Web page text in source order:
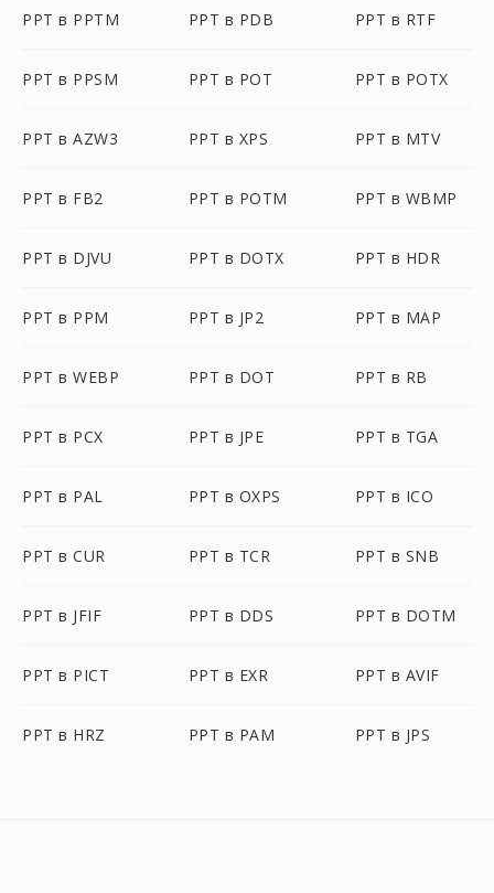
PPT в PPTM PPT в PDB PPT в RTF
PPT в PPSM PPT в POT PPT в POTX
PPT в AZW3 PPT в XPS PPT в MTV
PPT в FB2 PPT в POTM PPT в WBMP
PPT в DJVU PPT в DOTX PPT в HDR
PPT в PPM PPT в JP2 PPT в MAP
PPT в WEBP PPT в DOT PPT в RB
PPT в PCX PPT в JPE PPT в TGA
PPT в PAL PPT в OXPS PPT в ICO
PPT в CUR PPT в TCR PPT в SNB
PPT в JFIF PPT в DDS PPT в DOTM
PPT в PICT PPT в EXR PPT в AVIF
PPT в HRZ PPT в PAM PPT в JPS